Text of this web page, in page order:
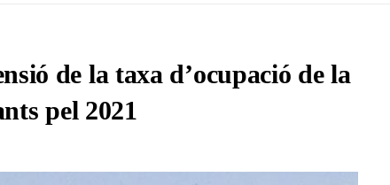
de la taxa d’ocupació de la
pel 2021